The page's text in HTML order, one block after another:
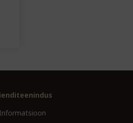
Informatsioon